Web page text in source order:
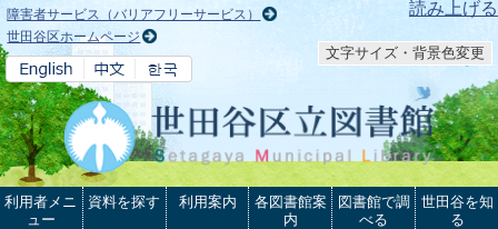
本文へ 読み上げる
障害者サービス（バリアフリーサービス）
世田谷区ホームページ
文字サイズ・背景色変更
利用者メニ
ュー
資料を探す 利用案内
各図書館案
内
図書館で調
べる
世田谷を知
る